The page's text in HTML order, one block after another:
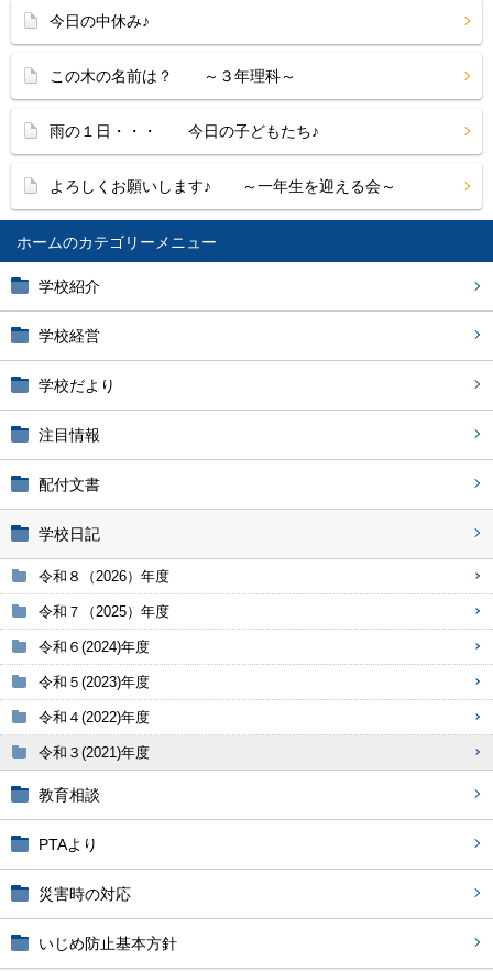
ホーム
学校紹介
学校経営
学校だより
注目情報
配付文書
学校日記
令和８（2026）年度
令和７（2025）年度
令和６(2024)年度
令和５(2023)年度
令和４(2022)年度
令和３(2021)年度
教育相談
PTAより
災害時の対応
いじめ防止基本方針
今日の中休み♪
この木の名前は？ ～３年理科～
雨の１日・・・ 今日の子どもたち♪
よろしくお願いします♪ ～一年生を迎える会～